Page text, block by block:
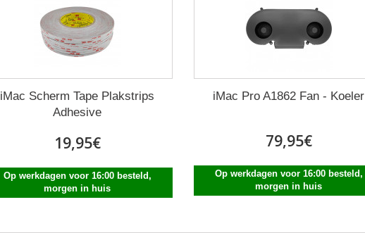
iMac Scherm Tape Plakstrips
Adhesive
19,95€
Op werkdagen voor 16:00 besteld,
morgen in huis
iMac Pro A1862 Fan - Koeler
79,95€
Op werkdagen voor 16:00 besteld,
morgen in huis